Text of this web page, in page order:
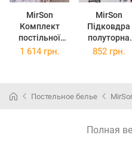
MirSon
Комплект
постільної
білизни
20-0040 Cute
MirSon
Підковдра
полуторна
143x210 см
1 614 грн. 852 грн.
Постельное белье
Полная